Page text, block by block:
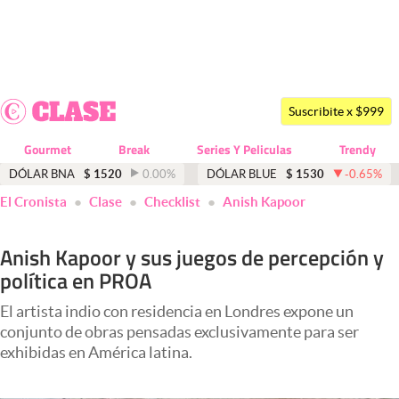
Dólar
Economía y Política
Finanzas y Mercados
Negocios
Columnistas
Otras secciones
Suscribite x $999
Gourmet Break Series Y Peliculas Trendy
DÓLAR BNA $ 1520 0.00% DÓLAR BLUE $ 1530 -0.65%
El Cronista Clase Checklist Anish Kapoor
Anish Kapoor y sus juegos de percepción y
política en PROA
El artista indio con residencia en Londres expone un
conjunto de obras pensadas exclusivamente para ser
exhibidas en América latina.